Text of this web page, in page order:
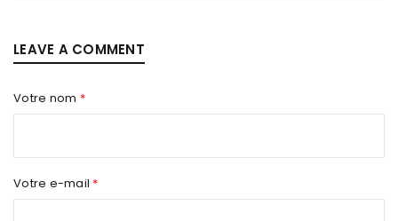
LEAVE A COMMENT
Votre nom *
Votre e-mail *